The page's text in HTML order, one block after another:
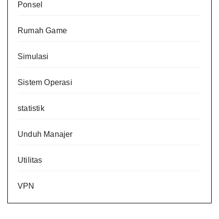
Ponsel
Rumah Game
Simulasi
Sistem Operasi
statistik
Unduh Manajer
Utilitas
VPN